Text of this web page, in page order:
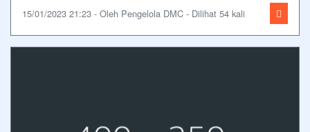
15/01/2023 21:23 - Oleh Pengelola DMC - Dilihat 54 kali